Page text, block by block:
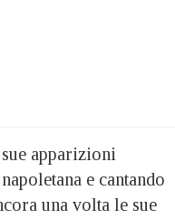
apparizioni
e cantando
una volta le sue